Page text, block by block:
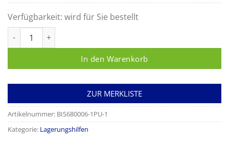
Verfügbarkeit: wird für Sie bestellt
In den Warenkorb
ZUR MERKLISTE
Artikelnummer: BIS680006-1PU-1
Kategorie: Lagerungshilfen